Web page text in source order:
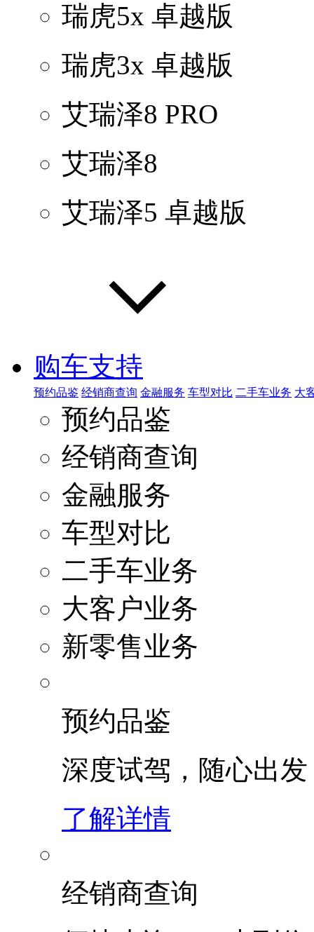
瑞虎5x 卓越版
瑞虎3x 卓越版
艾瑞泽8 PRO
艾瑞泽8
艾瑞泽5 卓越版
购车支持
预约品鉴 经销商查询 金融服务 车型对比 二手车业务 大
预约品鉴
经销商查询
金融服务
车型对比
二手车业务
大客户业务
新零售业务
预约品鉴
深度试驾，随心出发
了解详情
经销商查询